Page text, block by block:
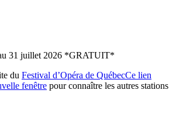
31 juillet 2026 *GRATUIT*
du Festival d’Opéra de QuébecCe lien
fenêtre pour connaître les autres stations